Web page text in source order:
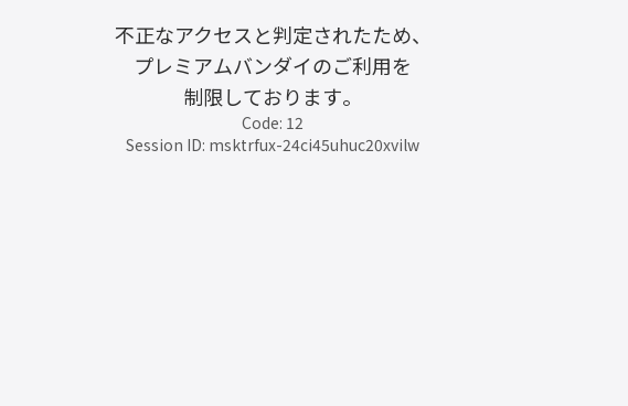
不正なアクセスと判定されたため、
プレミアムバンダイのご利用を
制限しております。
Code: 12
Session ID: msktrfux-24ci45uhuc20xvilw